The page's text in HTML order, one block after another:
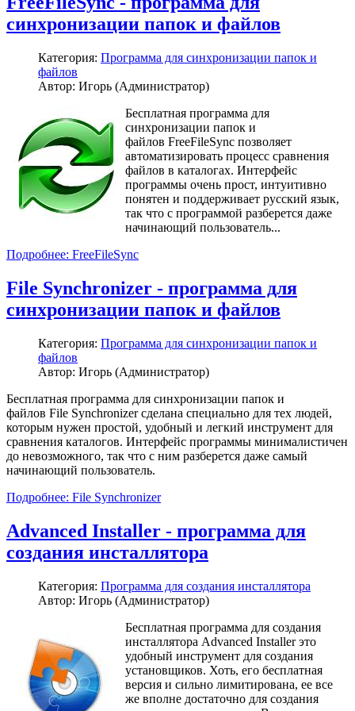
синхронизации папок и файлов
Категория: Программа для синхронизации папок и
файлов
Автор: Игорь (Администратор)
Бесплатная программа для
синхронизации папок и
файлов FreeFileSync позволяет
автоматизировать процесс сравнения
файлов в каталогах. Интерфейс
программы очень прост, интуитивно
понятен и поддерживает русский язык,
так что с программой разберется даже
начинающий пользователь...
Подробнее: FreeFileSync
File Synchronizer - программа для
синхронизации папок и файлов
Категория: Программа для синхронизации папок и
файлов
Автор: Игорь (Администратор)
Бесплатная программа для синхронизации папок и
файлов File Synchronizer сделана специально для тех людей,
которым нужен простой, удобный и легкий инструмент для
сравнения каталогов. Интерфейс программы минималистичен
до невозможного, так что с ним разберется даже самый
начинающий пользователь.
Подробнее: File Synchronizer
Advanced Installer - программа для
создания инсталлятора
Категория: Программа для создания инсталлятора
Автор: Игорь (Администратор)
Бесплатная программа для создания
инсталлятора Advanced Installer это
удобный инструмент для создания
установщиков. Хоть, его бесплатная
версия и сильно лимитирована, ее все
же вполне достаточно для создания